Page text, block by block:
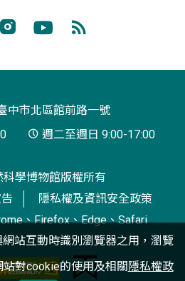
閱
中市北區館前路一號
週二至週日 9:00-17:00
學博物館版權所有
隱私權及資訊安全政策
、Firefox、Edge、Safari
站互動時識別瀏覽器之用，瀏覽
對cookie的使用及相關隱私權政